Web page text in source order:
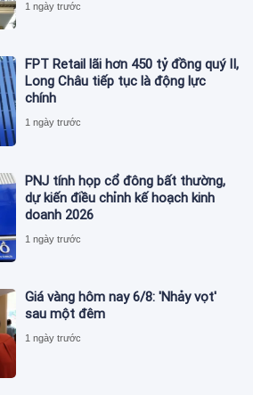
1 ngày trước
FPT Retail lãi hơn 450 tỷ đồng quý II,
Long Châu tiếp tục là động lực
chính
1 ngày trước
PNJ tính họp cổ đông bất thường,
dự kiến điều chỉnh kế hoạch kinh
doanh 2026
1 ngày trước
Giá vàng hôm nay 6/8: 'Nhảy vọt'
sau một đêm
1 ngày trước